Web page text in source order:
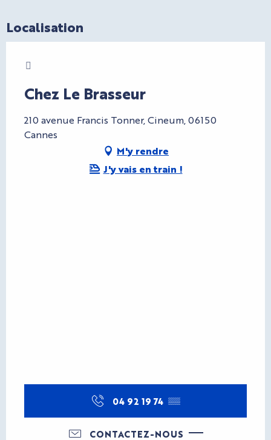
Localisation
Chez Le Brasseur
Charte Bienvenue à Cannes
210 avenue Francis Tonner, Cineum, 06150
Cannes
M'y rendre
J'y vais en train !
04 92 19 74 ▒▒
CONTACTEZ-NOUS